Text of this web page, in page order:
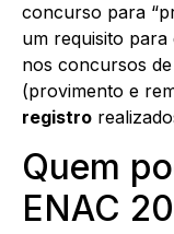
concurso para
um requisito
nos concursos de
(provimento e
registro
Quem
ENAC